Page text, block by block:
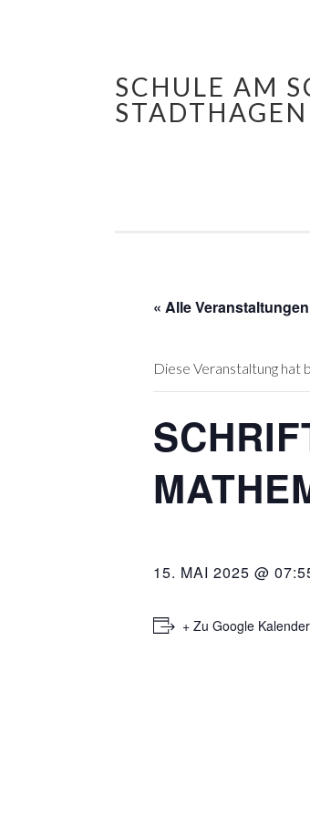
Springe
zum
SCHULE AM
STADTHAGEN
« Alle Veranstaltungen
Diese Veranstaltung hat
15. MAI 2025 @
+ Zu Google